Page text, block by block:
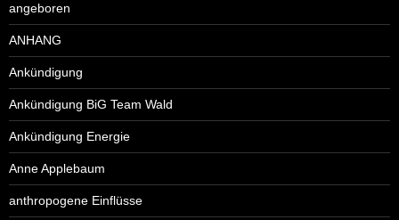
angeboren
ANHANG
Ankündigung
Ankündigung BiG Team Wald
Ankündigung Energie
Anne Applebaum
anthropogene Einflüsse